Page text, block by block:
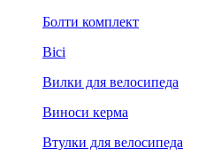
Болти комплект
Вісі
Вилки для велосипеда
Виноси керма
Втулки для велосипеда